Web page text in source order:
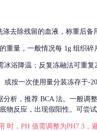
去除残留的血液，称重后备
重量，一般情况每 1g 组织碎
浴降温；反复冻融法可重复2
按一次使用量分装冻存于-
分析，推荐 BCA 法。一般调
反应，出现假阳性。可尝试
时，PH 值需调整为PH7.3